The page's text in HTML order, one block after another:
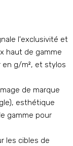
l'exclusivité et
haut de gamme
en g/m², et stylos
de marque
esthétique
gamme pour
les cibles de